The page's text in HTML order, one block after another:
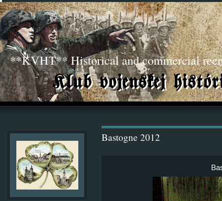
**KVHT** Historical and commercial
Bastogne 2012